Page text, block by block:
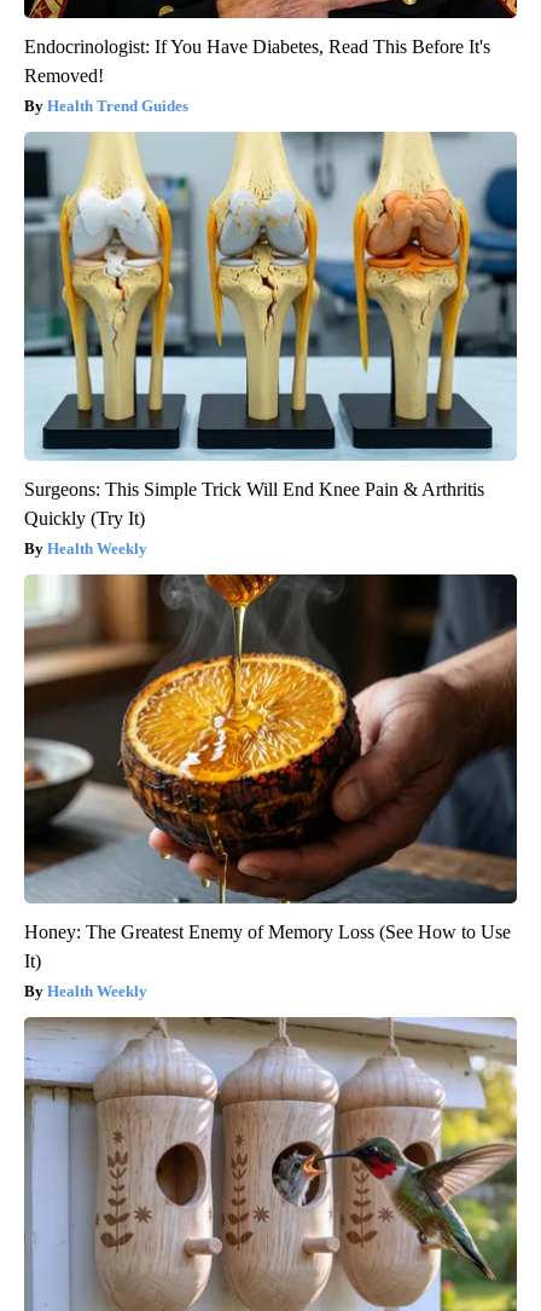
Endocrinologist: If You Have Diabetes, Read This Before It's
Removed!
Health Trend Guides
Surgeons: This Simple Trick Will End Knee Pain & Arthritis
Quickly (Try It)
Health Weekly
Honey: The Greatest Enemy of Memory Loss (See How to Use
It)
Health Weekly